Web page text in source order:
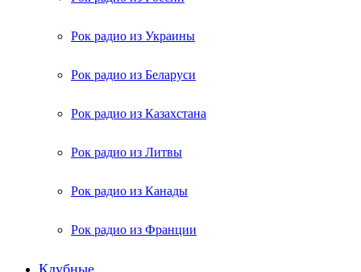
Рок радио из Украины
Рок радио из Беларуси
Рок радио из Казахстана
Рок радио из Литвы
Рок радио из Канады
Рок радио из Франции
Клубные